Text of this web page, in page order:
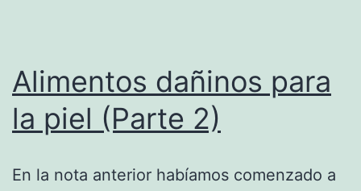
Alimentos dañinos para
la piel (Parte 2)
En la nota anterior habíamos comenzado a